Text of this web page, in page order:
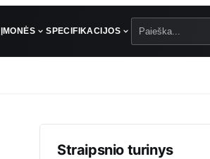
ĮMONĖS SPECIFIKACIJOS
Straipsnio turinys